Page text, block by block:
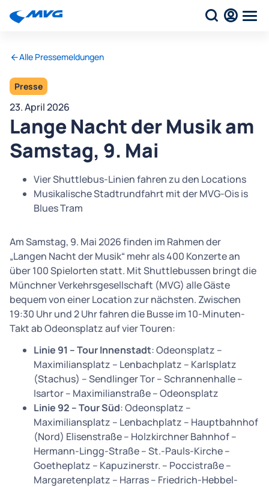
Alle Pressemeldungen
Presse
23. April 2026
Lange Nacht der Musik am
Samstag, 9. Mai
Vier Shuttlebus-Linien fahren zu den Locations
Musikalische Stadtrundfahrt mit der MVG-Ois is
Blues Tram
Am Samstag, 9. Mai 2026 finden im Rahmen der
„Langen Nacht der Musik“ mehr als 400 Konzerte an
über 100 Spielorten statt. Mit Shuttlebussen bringt die
Münchner Verkehrsgesellschaft (MVG) alle Gäste
bequem von einer Location zur nächsten. Zwischen
19:30 Uhr und 2 Uhr fahren die Busse im 10-Minuten-
Takt ab Odeonsplatz auf vier Touren:
Linie 91 – Tour Innenstadt: Odeonsplatz –
Maximiliansplatz – Lenbachplatz – Karlsplatz
(Stachus) – Sendlinger Tor – Schrannenhalle –
Isartor – Maximilianstraße – Odeonsplatz
Linie 92 – Tour Süd: Odeonsplatz –
Maximiliansplatz – Lenbachplatz – Hauptbahnhof
(Nord) Elisenstraße – Holzkirchner Bahnhof –
Hermann-Lingg-Straße – St.-Pauls-Kirche –
Goetheplatz – Kapuzinerstr. – Poccistraße –
Margaretenplatz – Harras – Friedrich-Hebbel-